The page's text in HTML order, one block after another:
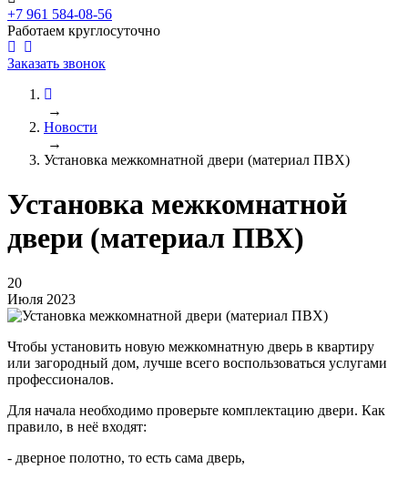
+7 961 584-08-56
Работаем круглосуточно
Заказать звонок
→
Новости
→
Установка межкомнатной двери (материал ПВХ)
Установка межкомнатной
двери (материал ПВХ)
20
Июля 2023
Чтобы установить новую межкомнатную дверь в квартиру
или загородный дом, лучше всего воспользоваться услугами
профессионалов.
Для начала необходимо проверьте комплектацию двери. Как
правило, в неё входят:
- дверное полотно, то есть сама дверь,